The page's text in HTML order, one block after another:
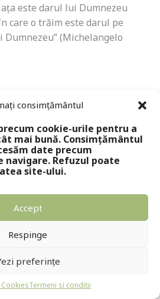
consimțământul
cookie-urile pentru a
mai bună. Consimțământul
date precum
Refuzul poate
site-ului.
Accept
Respinge
preferințe
Termeni si conditii
este darul lui Dumnezeu
care o trăim este darul pe
(Michelangelo
cu*